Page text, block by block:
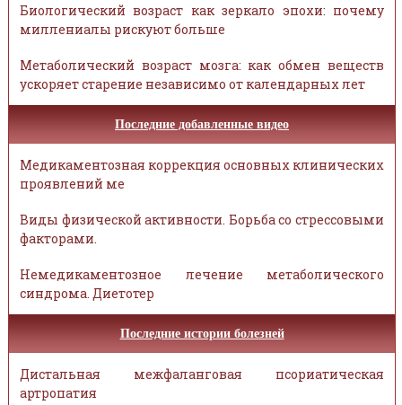
Биологический возраст как зеркало эпохи: почему
миллениалы рискуют больше
Метаболический возраст мозга: как обмен веществ
ускоряет старение независимо от календарных лет
Последние добавленные видео
Медикаментозная коррекция основных клинических
проявлений ме
Виды физической активности. Борьба со стрессовыми
факторами.
Немедикаментозное лечение метаболического
синдрома. Диетотер
Последние истории болезней
Дистальная межфаланговая псориатическая
артропатия